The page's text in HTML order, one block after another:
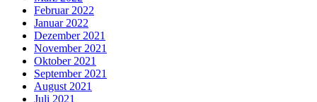
Februar 2022
Januar 2022
Dezember 2021
November 2021
Oktober 2021
September 2021
August 2021
Juli 2021